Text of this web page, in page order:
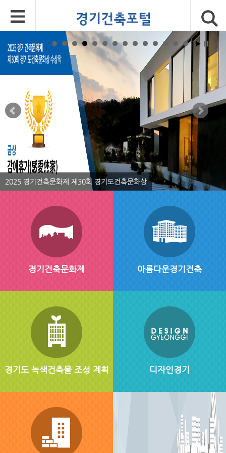
2025 경기건축문화제 제30회 경기도건축문화상
경기건축문화제 아름다운경기건축
경기도 녹색건축물 조성 계획 디자인경기